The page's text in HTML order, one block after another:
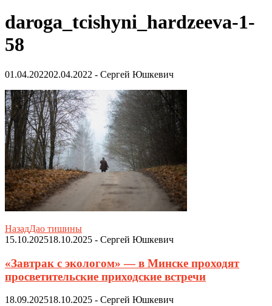
daroga_tcishyni_hardzeeva-1-
58
01.04.202202.04.2022 - Сергей Юшкевич
НазадДао тишины
15.10.202518.10.2025 - Сергей Юшкевич
«Завтрак с экологом» — в Минске проходят
просветительские приходские встречи
18.09.202518.10.2025 - Сергей Юшкевич